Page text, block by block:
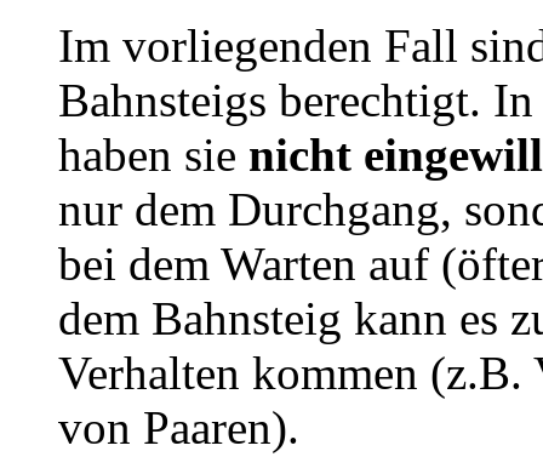
Im vorliegenden Fall
Bahnsteigs berechtigt.
haben sie nicht
nur dem Durchgang,
bei dem Warten auf
dem Bahnsteig kann es
Verhalten kommen (z.B.
von Paaren).